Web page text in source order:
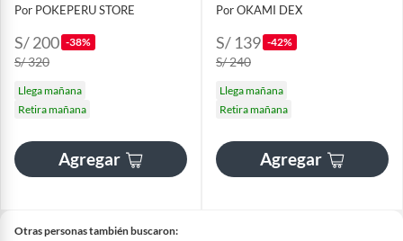
Por POKEPERU STORE
S/ 200 -38%
S/ 320
Llega mañana
Retira mañana
Agregar
Por OKAMI DEX
S/ 139 -42%
S/ 240
Llega mañana
Retira mañana
Agregar
Otras personas también buscaron: